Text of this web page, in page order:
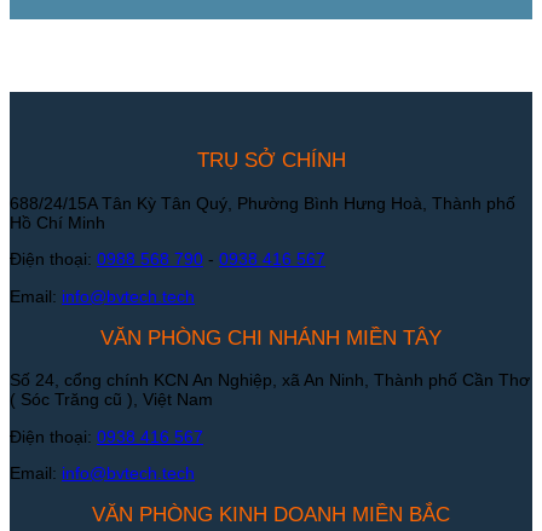
TRỤ SỞ CHÍNH
688/24/15A Tân Kỳ Tân Quý, Phường Bình Hưng Hoà, Thành phố
Hồ Chí Minh
Điện thoại: 0988 568 790 - 0938 416 567
Email: info@bvtech.tech
VĂN PHÒNG CHI NHÁNH MIỀN TÂY
Số 24, cổng chính KCN An Nghiệp, xã An Ninh, Thành phố Cần Thơ
( Sóc Trăng cũ ), Việt Nam
Điện thoại: 0938 416 567
Email: info@bvtech.tech
VĂN PHÒNG KINH DOANH MIỀN BẮC